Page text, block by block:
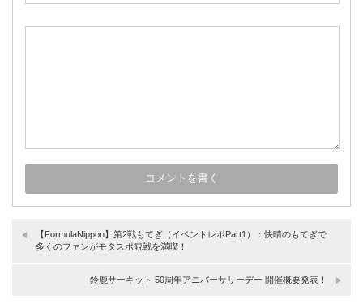
【FormulaNippon】第2戦もてぎ（イベントレポPart1）：快晴のもてぎで
多くのファンがモタスポ観戦を満喫！
鈴鹿サーキット 50周年アニバーサリーデー 開催概要発表！